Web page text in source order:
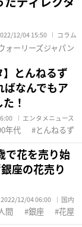
12/04 15:50 コラム
ォーリーズジャパン
】とんねるず
ばなんでもア
！
エンタメニュース
年代 とんねるず
で花を売り始
座の花売り
2022/12/04 06:00 国内
間 銀座 花屋